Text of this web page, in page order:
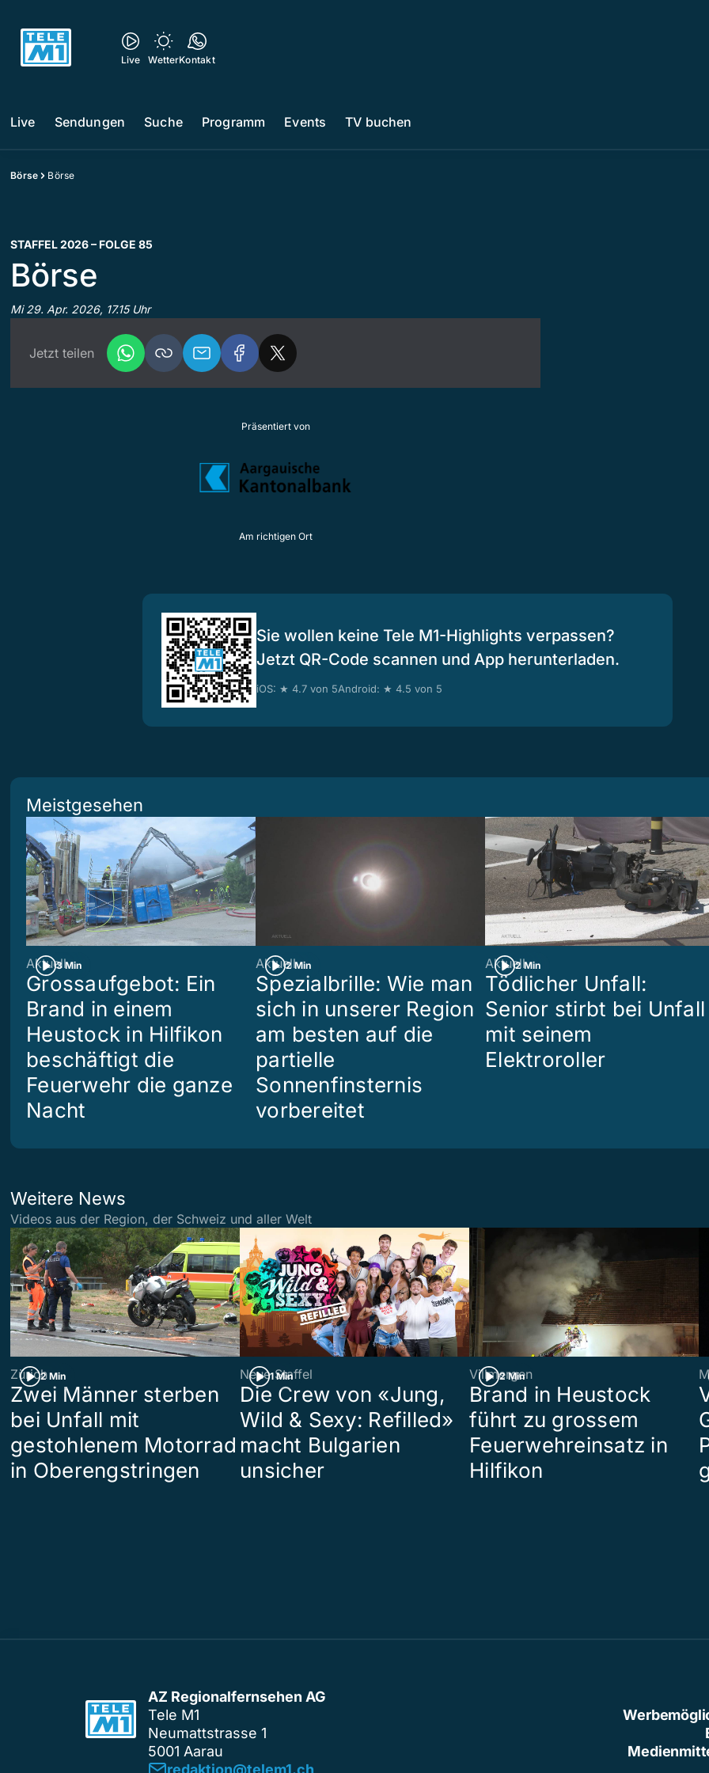
Live WetterKontakt
Live Sendungen Suche Programm Events TV buchen
Börse Börse
STAFFEL 2026 – FOLGE 85
Börse
Mi 29. Apr. 2026, 17.15 Uhr
Jetzt teilen
Präsentiert von
Am richtigen Ort
Sie wollen keine Tele M1-Highlights verpassen?
Jetzt QR-Code scannen und App herunterladen.
iOS: ★ 4.7 von 5Android: ★ 4.5 von 5
Meistgesehen
3 Min
Aktuell
Grossaufgebot: Ein
Brand in einem
Heustock in Hilfikon
beschäftigt die
Feuerwehr die ganze
Nacht
2 Min
Aktuell
Spezialbrille: Wie man
sich in unserer Region
am besten auf die
partielle
Sonnenfinsternis
vorbereitet
2 Min
Aktuell
Tödlicher Unfall:
Senior stirbt bei Unfall
mit seinem
Elektroroller
Weitere News
Videos aus der Region, der Schweiz und aller Welt
2 Min
Zürich
Zwei Männer sterben
bei Unfall mit
gestohlenem Motorrad
in Oberengstringen
1 Min
Neue Staffel
Die Crew von «Jung,
Wild & Sexy: Refilled»
macht Bulgarien
unsicher
2 Min
Villmergen
Brand in Heustock
führt zu grossem
Feuerwehreinsatz in
Hilfikon
AZ Regionalfernsehen AG
Tele M1
Neumattstrasse 1
5001 Aarau
redaktion@telem1.ch